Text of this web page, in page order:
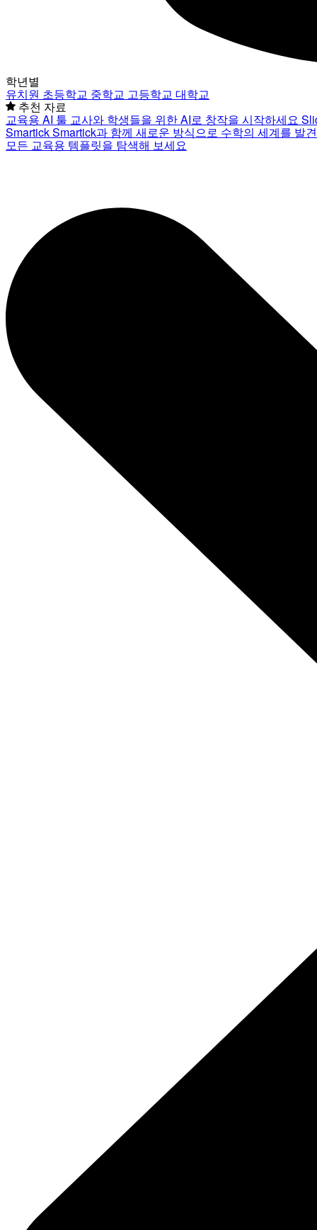
학년별
유치원 초등학교 중학교 고등학교 대학교
추천 자료
교육용 AI 툴 교사와 학생들을 위한 AI로 창작을 시작하세요
SmartickSmartick과 함께 새로운 방식으로 수학의 세계를 발
모든 교육용 템플릿을 탐색해 보세요